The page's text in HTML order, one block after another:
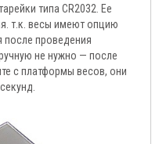
типа CR2032. Ее
т.к. весы имеют опцию
после проведения
не нужно — после
с платформы весов, они